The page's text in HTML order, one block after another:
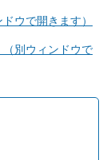
ウで開きます）
別ウィンドウで